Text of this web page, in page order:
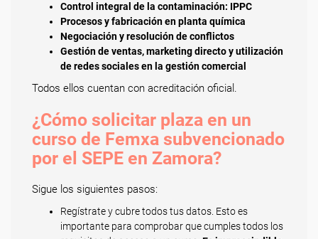
Control integral de la contaminación: IPPC
Procesos y fabricación en planta química
Negociación y resolución de conflictos
Gestión de ventas, marketing directo y utilización
de redes sociales en la gestión comercial
Todos ellos cuentan con acreditación oficial.
¿Cómo solicitar plaza en un
curso de Femxa subvencionado
por el SEPE en Zamora?
Sigue los siguientes pasos:
Regístrate y cubre todos tus datos. Esto es
importante para comprobar que cumples todos los